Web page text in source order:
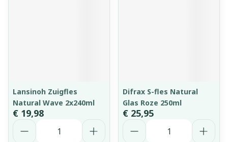
Lansinoh Zuigfles
Natural Wave 2x240ml
€ 19,98
Aantal
Difrax S-fles Natural
Glas Roze 250ml
€ 25,95
Aantal